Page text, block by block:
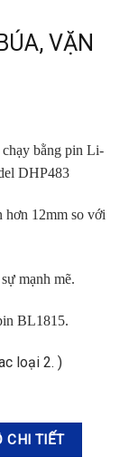
VẶN
bằng pin Li-
DHP483
hơn 12mm so với
mạnh mẽ.
BL1815.
loại 2. )
CHI TIẾT